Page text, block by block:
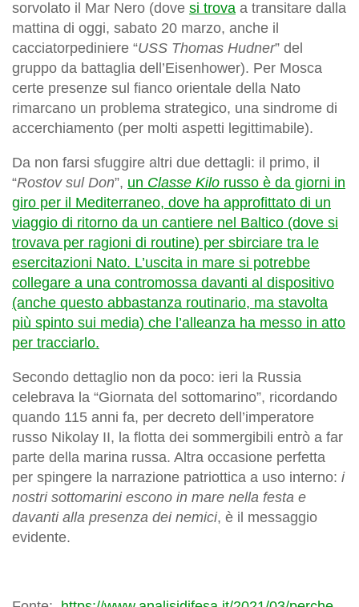
sorvolato il Mar Nero (dove si trova a transitare dalla
mattina di oggi, sabato 20 marzo, anche il
cacciatorpediniere “USS Thomas Hudner” del
gruppo da battaglia dell’Eisenhower). Per Mosca
certe presenze sul fianco orientale della Nato
rimarcano un problema strategico, una sindrome di
accerchiamento (per molti aspetti legittimabile).
Da non farsi sfuggire altri due dettagli: il primo, il
“Rostov sul Don”, un Classe Kilo russo è da giorni in
giro per il Mediterraneo, dove ha approfittato di un
viaggio di ritorno da un cantiere nel Baltico (dove si
trovava per ragioni di routine) per sbirciare tra le
esercitazioni Nato. L’uscita in mare si potrebbe
collegare a una contromossa davanti al dispositivo
(anche questo abbastanza routinario, ma stavolta
più spinto sui media) che l’alleanza ha messo in atto
per tracciarlo.
Secondo dettaglio non da poco: ieri la Russia
celebrava la “Giornata del sottomarino”, ricordando
quando 115 anni fa, per decreto dell’imperatore
russo Nikolay II, la flotta dei sommergibili entrò a far
parte della marina russa. Altra occasione perfetta
per spingere la narrazione patriottica a uso interno: i
nostri sottomarini escono in mare nella festa e
davanti alla presenza dei nemici, è il messaggio
evidente.